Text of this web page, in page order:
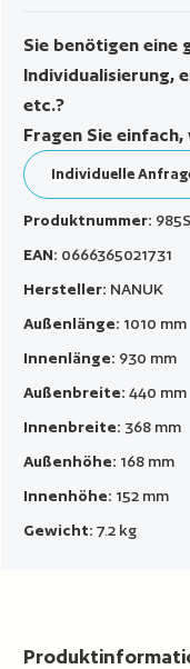
Sie benötigen eine
Individualisierung,
etc.?
Fragen Sie
Individuelle
Produktnummer:
EAN: 0666365021731
Hersteller: NANUK
Außenlänge: 1010 mm
Innenlänge: 930 mm
Außenbreite:440 mm
Innenbreite: 368 mm
Außenhöhe: 168 mm
Innenhöhe: 152 mm
Gewicht:7.2 kg